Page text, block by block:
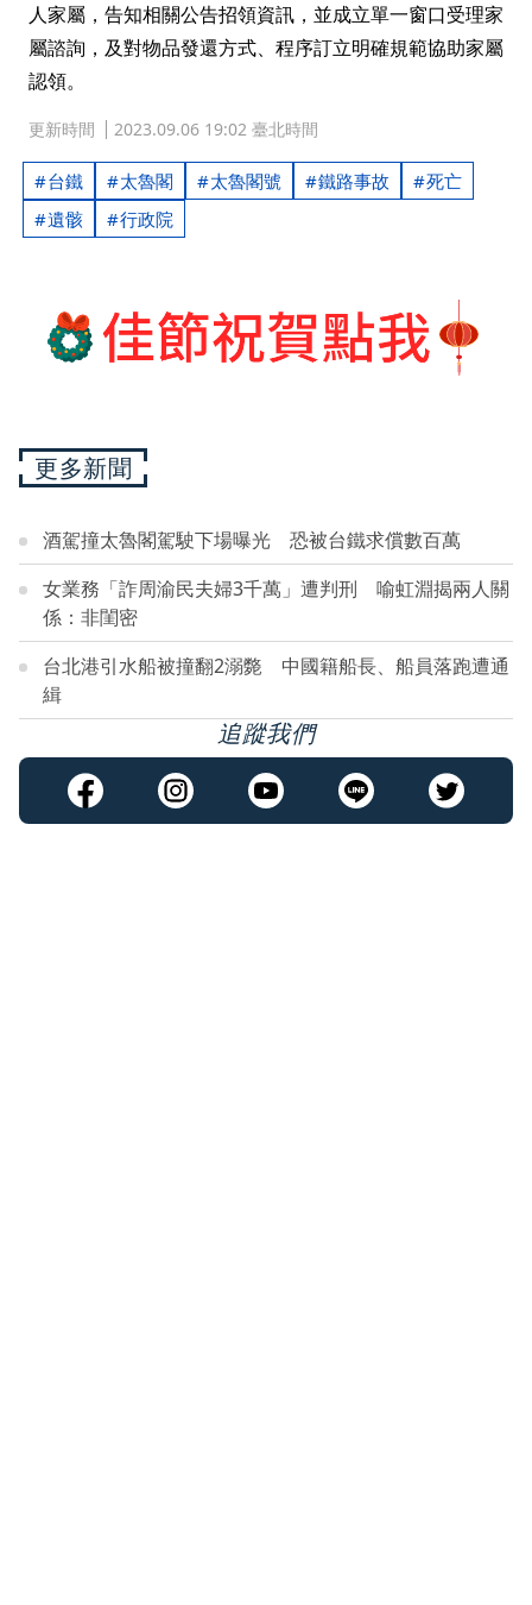
人家屬，告知相關公告招領資訊，並成立單一窗口受理家
屬諮詢，及對物品發還方式、程序訂立明確規範協助家屬
認領。
更新時間 2023.09.06 19:02 臺北時間
台鐵 太魯閣 太魯閣號 鐵路事故
死亡
遺骸
行政院
更多新聞
酒駕撞太魯閣駕駛下場曝光 恐被台鐵求償數百萬
女業務「詐周渝民夫婦3千萬」遭判刑 喻虹淵揭兩人關
係：非閨密
台北港引水船被撞翻2溺斃 中國籍船長、船員落跑遭通
緝
追蹤我們